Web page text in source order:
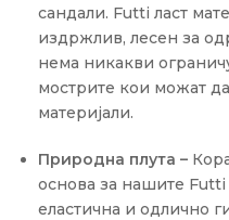
сандали. Futti ласт
издржлив, лесен за
нема никакви
мострите кои можат
материјали.
Природна плута –
основа за нашите Futti
еластична и одлично